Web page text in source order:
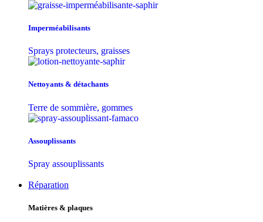
Imperméabilisants
Sprays protecteurs, graisses
Nettoyants & détachants
Terre de sommière, gommes
Assouplissants
Spray assouplissants
Réparation
Matières & plaques